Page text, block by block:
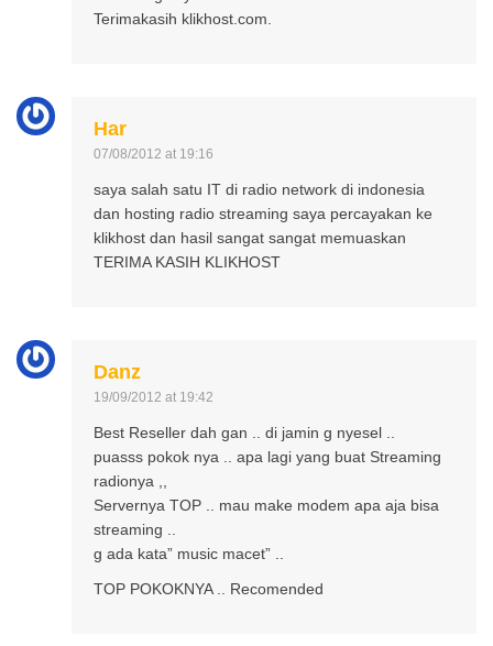
Terimakasih klikhost.com.
Har
07/08/2012 at 19:16
saya salah satu IT di radio network di indonesia
dan hosting radio streaming saya percayakan ke
klikhost dan hasil sangat sangat memuaskan
TERIMA KASIH KLIKHOST
Danz
19/09/2012 at 19:42
Best Reseller dah gan .. di jamin g nyesel ..
puasss pokok nya .. apa lagi yang buat Streaming
radionya ,,
Servernya TOP .. mau make modem apa aja bisa
streaming ..
g ada kata” music macet” ..
TOP POKOKNYA .. Recomended